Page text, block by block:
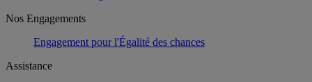
Nos Engagements
Engagement pour l'Égalité des chances
Assistance